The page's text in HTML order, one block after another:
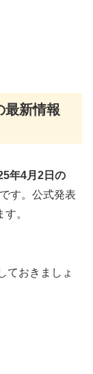
新情報
年4月2日の
です。公式発表
。
ておきましょ